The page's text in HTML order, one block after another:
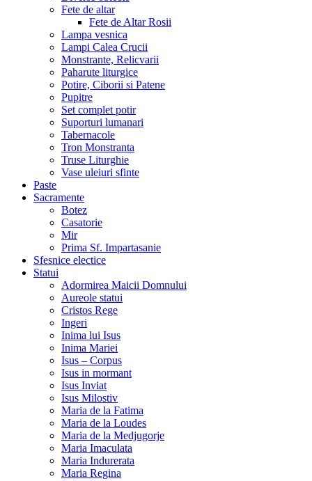
Fete de altar
Fete de Altar Rosii
Lampa vesnica
Lampi Calea Crucii
Monstrante, Relicvarii
Paharute liturgice
Potire, Ciborii si Patene
Pupitre
Set complet potir
Suporturi lumanari
Tabernacole
Tron Monstranta
Truse Liturghie
Vase uleiuri sfinte
Paste
Sacramente
Botez
Casatorie
Mir
Prima Sf. Impartasanie
Sfesnice electice
Statui
Adormirea Maicii Domnului
Aureole statui
Cristos Rege
Ingeri
Inima lui Isus
Inima Mariei
Isus – Corpus
Isus in mormant
Isus Inviat
Isus Milostiv
Maria de la Fatima
Maria de la Loudes
Maria de la Medjugorje
Maria Imaculata
Maria Indurerata
Maria Regina